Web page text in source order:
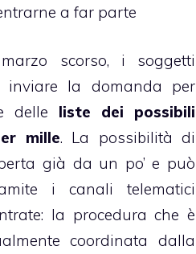
a far parte
scorso, i soggetti
inviare la domanda per
delle liste dei possibili
mille. La possibilità di
già da un po’ e può
i canali telematici
la procedura che è
coordinata dalla